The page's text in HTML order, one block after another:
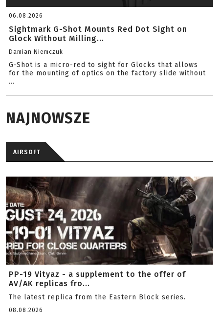
06.08.2026
Sightmark G-Shot Mounts Red Dot Sight on
Glock Without Milling...
Damian Niemczuk
G-Shot is a micro-red to sight for Glocks that allows
for the mounting of optics on the factory slide without
...
NAJNOWSZE
AIRSOFT
PP-19 Vityaz - a supplement to the offer of
AV/AK replicas fro...
The latest replica from the Eastern Block series.
08.08.2026